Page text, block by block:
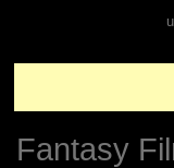
Fantasy